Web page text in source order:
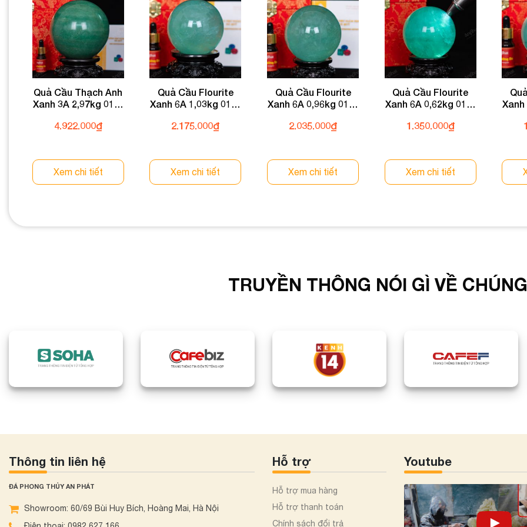
Quả Cầu Thạch Anh
Xanh 3A 2,97kg 011-
4.922.000₫
Xem chi tiết
Quả Cầu Flourite
Xanh 6A 1,03kg 011-
2.175.000₫
Xem chi tiết
Quả Cầu Flourite
Xanh 6A 0,96kg 011-
2.035.000₫
Xem chi tiết
Quả Cầu Flourite
Xanh 6A 0,62kg 011-
1.350.000₫
Xem chi tiết
Xanh
TRUYỀN THÔNG NÓI GÌ VỀ
Thông tin liên hệ
ĐÁ PHONG THỦY AN PHÁT
Showroom: 60/69 Bùi Huy Bích, Hoàng Mai, Hà Nội
Hỗ trợ
Hỗ trợ mua hàng
Hỗ trợ thanh toán
Chính sách đổi trả
Youtube